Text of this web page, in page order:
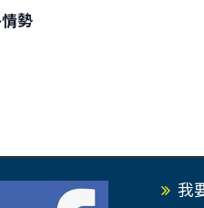
勢
我